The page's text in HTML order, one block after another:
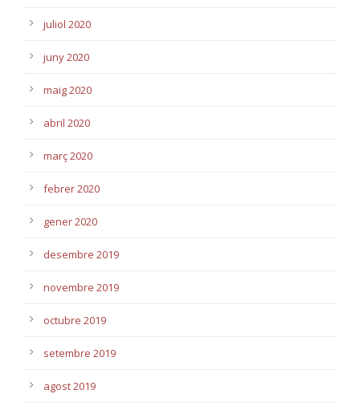
juliol 2020
juny 2020
maig 2020
abril 2020
març 2020
febrer 2020
gener 2020
desembre 2019
novembre 2019
octubre 2019
setembre 2019
agost 2019